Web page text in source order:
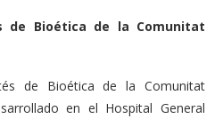
de Bioética de la Comunitat
de Bioética de la Comunitat
en el Hospital General